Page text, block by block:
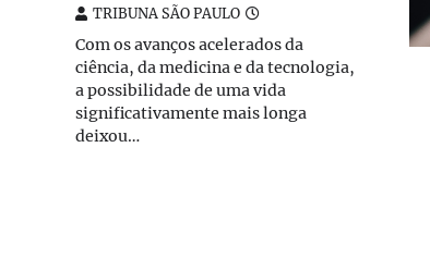
TRIBUNA SÃO PAULO
Com os avanços acelerados da
ciência, da medicina e da tecnologia,
a possibilidade de uma vida
significativamente mais longa
deixou…